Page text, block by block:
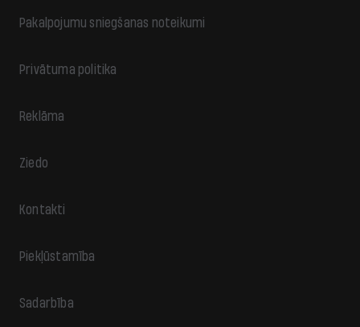
Pakalpojumu sniegšanas noteikumi
Privātuma politika
Reklāma
Ziedo
Kontakti
Piekļūstamība
Sadarbība